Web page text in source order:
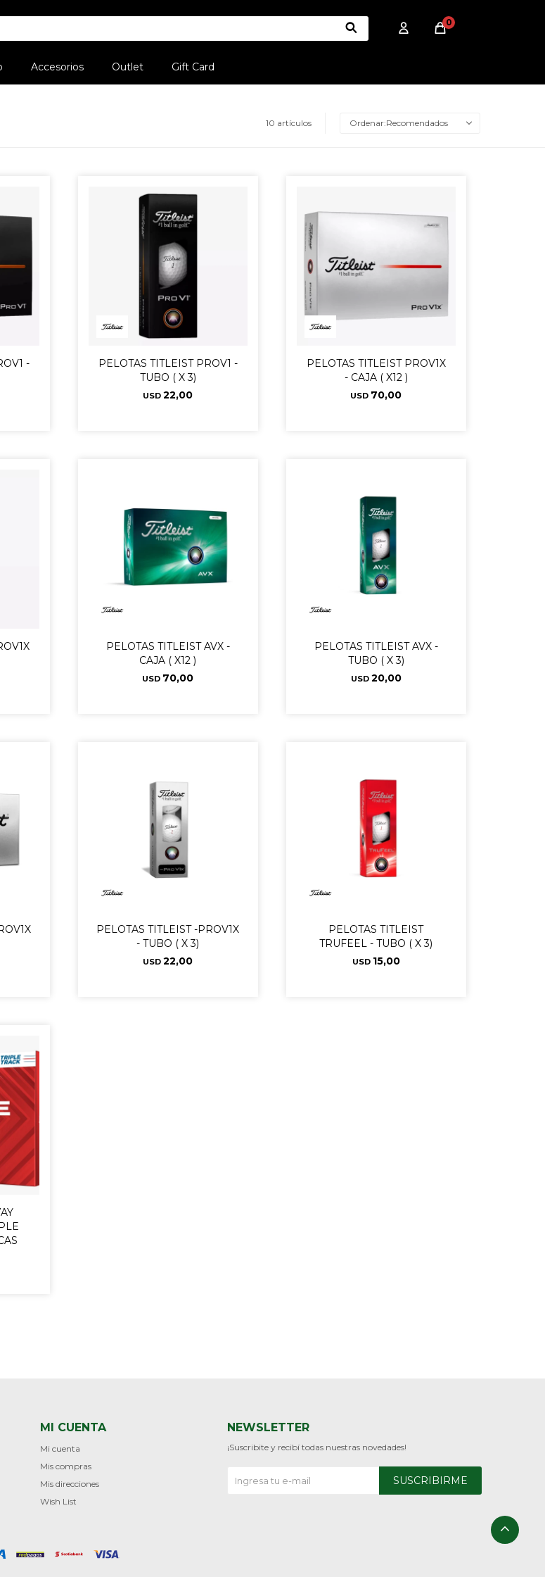
Accesorios Outlet Gift Card
0
10 artículos Recomendados
-
PELOTAS TITLEIST PROV1 -
TUBO ( X 3)
USD 22,00
PELOTAS TITLEIST PROV1X
- CAJA ( X12 )
USD 70,00
PELOTAS TITLEIST AVX -
CAJA ( X12 )
USD 70,00
PELOTAS TITLEIST AVX -
TUBO ( X 3)
USD 20,00
PELOTAS TITLEIST -PROV1X
- TUBO ( X 3)
USD 22,00
PELOTAS TITLEIST
TRUFEEL - TUBO ( X 3)
USD 15,00
MI CUENTA
Mi cuenta
Mis compras
Mis direcciones
Wish List
NEWSLETTER
¡Suscribite y recibí todas nuestras novedades!
SUSCRIBIRME